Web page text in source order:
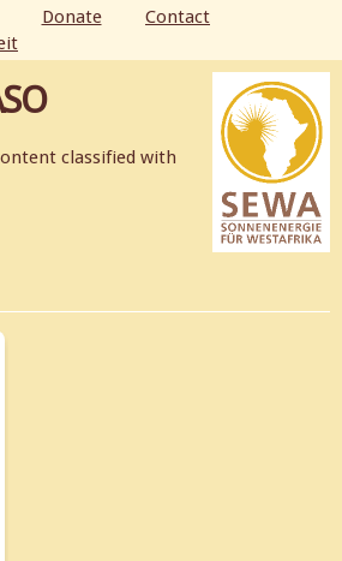
toDonate
Contact
classified with